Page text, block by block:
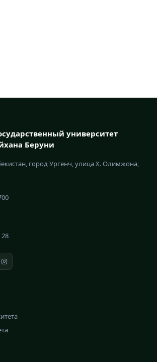
университет
Беруни
город Ургенч, улица Х. Олимжона,
28